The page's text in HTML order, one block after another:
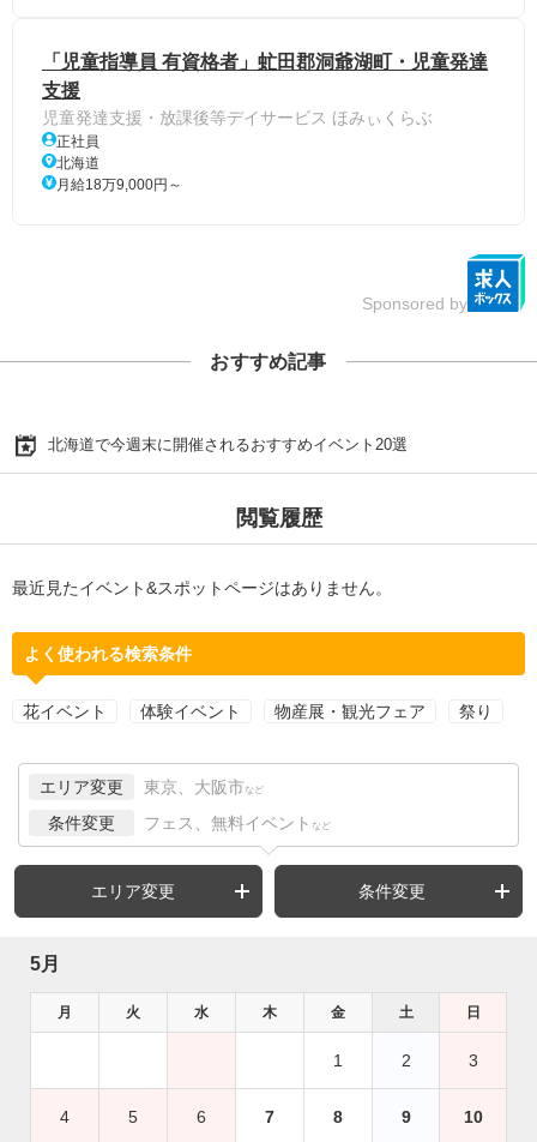
「児童指導員 有資格者」虻田郡洞爺湖町・児童発達
支援
児童発達支援・放課後等デイサービス ほみぃくらぶ
正社員
北海道
月給18万9,000円～
Sponsored by
おすすめ記事
北海道で今週末に開催されるおすすめイベント20選
閲覧履歴
最近見たイベント&スポットページはありません。
よく使われる検索条件
花イベント 体験イベント 物産展・観光フェア 祭り
エリア変更 東京、大阪市 など
条件変更 フェス、無料イベント など
エリア変更 条件変更
5月
月 火 水 木 金 土 日
1 2 3
4 5 6 7 8 9 10